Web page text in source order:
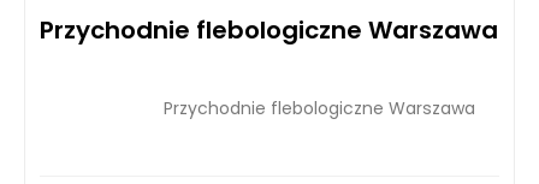
Przychodnie flebologiczne Warszawa
Przychodnie flebologiczne Warszawa